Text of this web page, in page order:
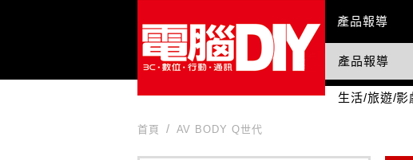
Main
產品報導
國際科技情報
產品報導
生活/旅遊/影
首頁 AV BODY Q世代